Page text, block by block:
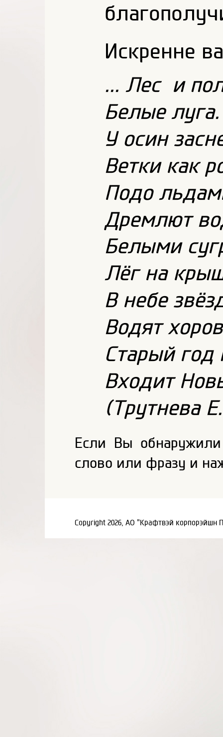
Искренне
... Лес и
Белые луга.
У осин
Ветки как
Подо
Дремлют
Белыми
Лёг на
В небе
Водят
Старый год
Входит
(Трутнева
Если Вы
слово или фразу и
Copyright 2026, АО "Крафтвэй корпорэйшн